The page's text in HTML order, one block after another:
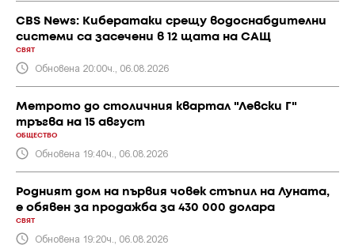
CBS News: Кибератаки срещу водоснабдителни
системи са засечени в 12 щата на САЩ
СВЯТ
Обновена 20:00ч., 06.08.2026
Метрото до столичния квартал "Левски Г"
тръгва на 15 август
ОБЩЕСТВО
Обновена 19:40ч., 06.08.2026
Родният дом на първия човек стъпил на Луната,
е обявен за продажба за 430 000 долара
СВЯТ
Обновена 19:20ч., 06.08.2026